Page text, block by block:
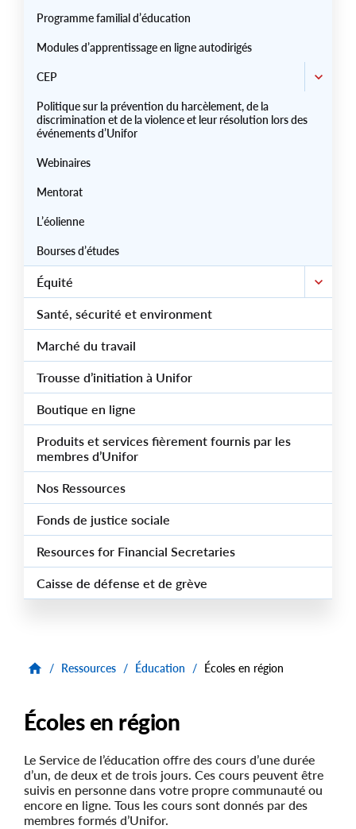
Programme familial d’éducation
Modules d’apprentissage en ligne autodirigés
CEP
Politique sur la prévention du harcèlement, de la
discrimination et de la violence et leur résolution lors des
événements d’Unifor
Webinaires
Mentorat
L’éolienne
Bourses d’études
Équité
Santé, sécurité et environment
Marché du travail
Trousse d’initiation à Unifor
Boutique en ligne
Produits et services fièrement fournis par les
membres d’Unifor
Nos Ressources
Fonds de justice sociale
Resources for Financial Secretaries
Caisse de défense et de grève
/ Ressources / Éducation / Écoles en région
Écoles en région
Le Service de l’éducation offre des cours d’une durée
d’un, de deux et de trois jours. Ces cours peuvent être
suivis en personne dans votre propre communauté ou
encore en ligne. Tous les cours sont donnés par des
membres formés d’Unifor.